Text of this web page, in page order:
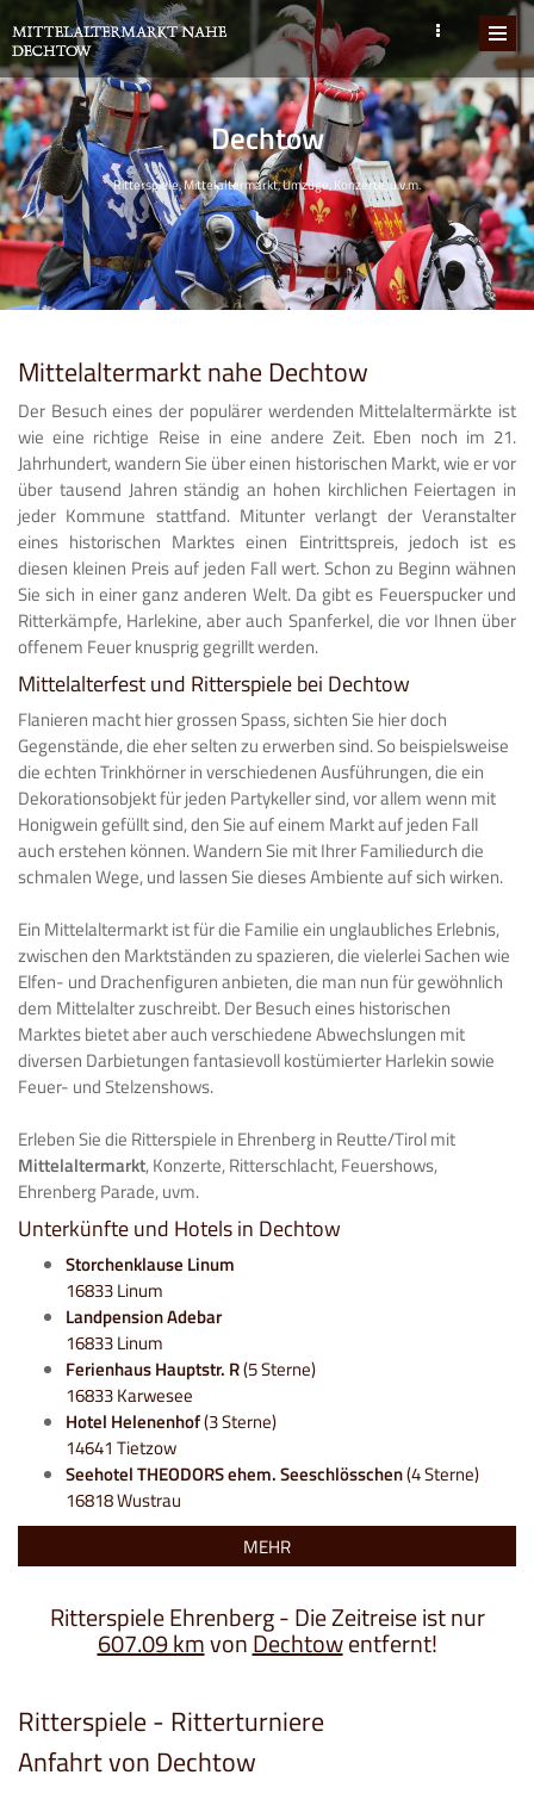
Dechtow
Ritterspiele, Mittelaltermarkt, Umzüge, Konzerte, u.v.m.
Mittelaltermarkt nahe Dechtow
Der Besuch eines der populärer werdenden Mittelaltermärkte ist
wie eine richtige Reise in eine andere Zeit. Eben noch im 21.
Jahrhundert, wandern Sie über einen historischen Markt, wie er vor
über tausend Jahren ständig an hohen kirchlichen Feiertagen in
jeder Kommune stattfand. Mitunter verlangt der Veranstalter
eines historischen Marktes einen Eintrittspreis, jedoch ist es
diesen kleinen Preis auf jeden Fall wert. Schon zu Beginn wähnen
Sie sich in einer ganz anderen Welt. Da gibt es Feuerspucker und
Ritterkämpfe, Harlekine, aber auch Spanferkel, die vor Ihnen über
offenem Feuer knusprig gegrillt werden.
Mittelalterfest und Ritterspiele bei Dechtow
Flanieren macht hier grossen Spass, sichten Sie hier doch
Gegenstände, die eher selten zu erwerben sind. So beispielsweise
die echten Trinkhörner in verschiedenen Ausführungen, die ein
Dekorationsobjekt für jeden Partykeller sind, vor allem wenn mit
Honigwein gefüllt sind, den Sie auf einem Markt auf jeden Fall
auch erstehen können. Wandern Sie mit Ihrer Familiedurch die
schmalen Wege, und lassen Sie dieses Ambiente auf sich wirken.
Ein Mittelaltermarkt ist für die Familie ein unglaubliches Erlebnis,
zwischen den Marktständen zu spazieren, die vielerlei Sachen wie
Elfen- und Drachenfiguren anbieten, die man nun für gewöhnlich
dem Mittelalter zuschreibt. Der Besuch eines historischen
Marktes bietet aber auch verschiedene Abwechslungen mit
diversen Darbietungen fantasievoll kostümierter Harlekin sowie
Feuer- und Stelzenshows.
Erleben Sie die Ritterspiele in Ehrenberg in Reutte/Tirol mit
Mittelaltermarkt, Konzerte, Ritterschlacht, Feuershows,
Ehrenberg Parade, uvm.
Unterkünfte und Hotels in Dechtow
Storchenklause Linum
16833 Linum
Landpension Adebar
16833 Linum
Ferienhaus Hauptstr. R(5 Sterne)
16833 Karwesee
Hotel Helenenhof(3 Sterne)
14641 Tietzow
Seehotel THEODORS ehem. Seeschlösschen(4 Sterne)
16818 Wustrau
MEHR
Ritterspiele Ehrenberg - Die Zeitreise ist nur
607.09 kmvonDechtowentfernt!
Ritterspiele - Ritterturniere
Anfahrt von Dechtow